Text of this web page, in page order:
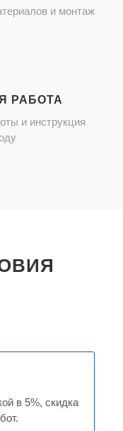
и монтаж
РАБОТА
и инструкция
в 5%, скидка